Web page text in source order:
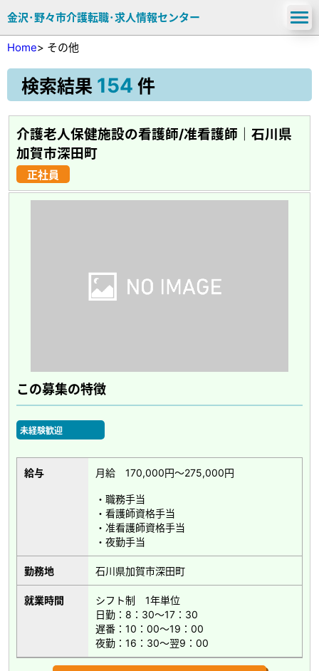
金沢･野々市介護転職･求人情報センター
Home> その他
検索結果 154 件
介護老人保健施設の看護師/准看護師｜石川県
加賀市深田町
正社員
この募集の特徴
未経験歓迎
給与 月給 170,000円～275,000円
・職務手当
・看護師資格手当
・准看護師資格手当
・夜勤手当
勤務地 石川県加賀市深田町
就業時間
シフト制 1年単位
日勤：8：30～17：30
遅番：10：00～19：00
夜勤：16：30～翌9：00